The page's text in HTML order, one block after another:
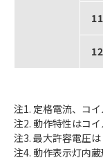
注1. 定格電流、コ
注2. 動作特性はコ
注3. 最大許容電圧
注4. 動作表示灯内